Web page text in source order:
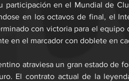
participación en el Mundial de
en los octavos de final, el
con victoria para el
en el marcador con doblete en
atraviesa un gran estado de
El contrato actual de la